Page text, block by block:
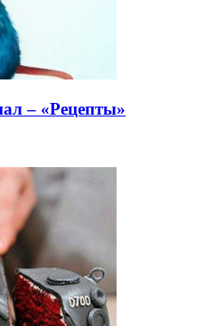
– «Рецепты»